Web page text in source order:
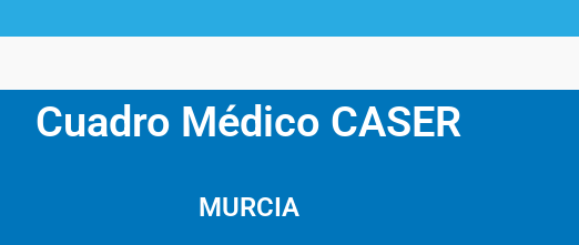
Cuadro Médico CASER
MURCIA